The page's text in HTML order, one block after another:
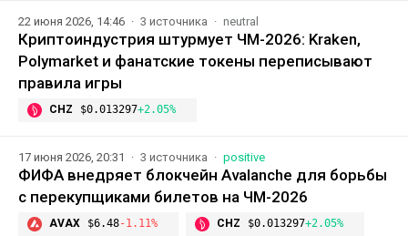
22 июня 2026, 14:46 3 источника neutral
Криптоиндустрия штурмует ЧМ-2026: Kraken,
Polymarket и фанатские токены переписывают
правила игры
CHZ $0.013297+2.05%
17 июня 2026, 20:31 3 источника positive
ФИФА внедряет блокчейн Avalanche для борьбы
с перекупщиками билетов на ЧМ-2026
AVAX $6.48-1.11% CHZ $0.013297+2.05%